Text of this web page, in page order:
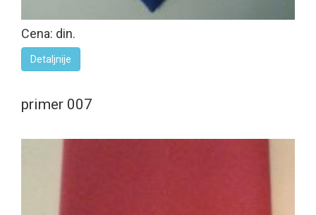
Cena: din.
Detaljnije
primer 007